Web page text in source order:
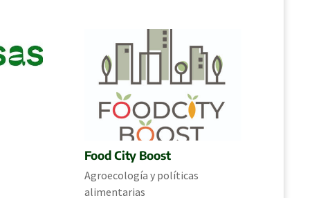
Food City Boost
Agroecología y políticas
alimentarias